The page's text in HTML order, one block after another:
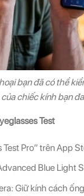
bạn đã có thể
chiếc kính bạn
Test
Test Pro” trên App
Blue Light
Giữ kính cách